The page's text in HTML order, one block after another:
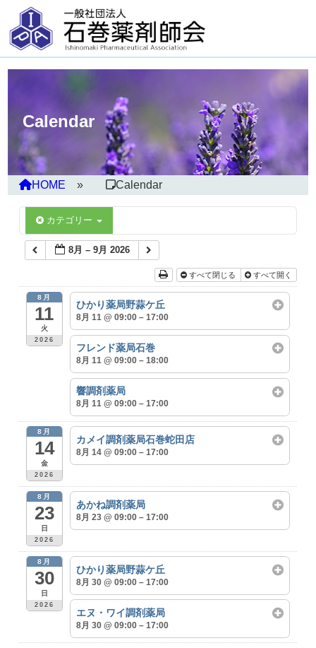
Calendar
HOME Calendar
カテゴリー
8月 – 9月 2026
すべて閉じる すべて開く
8月
11
火
2026
ひかり薬局野蒜ケ丘
8月 11 @ 09:00 – 17:00
フレンド薬局石巻
8月 11 @ 09:00 – 18:00
響調剤薬局
8月 11 @ 09:00 – 17:00
8月
14
金
2026
カメイ調剤薬局石巻蛇田店
8月 14 @ 09:00 – 17:00
8月
23
日
2026
あかね調剤薬局
8月 23 @ 09:00 – 17:00
8月
30
日
2026
ひかり薬局野蒜ケ丘
8月 30 @ 09:00 – 17:00
エヌ・ワイ調剤薬局
8月 30 @ 09:00 – 17:00